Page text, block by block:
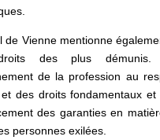
de Vienne mentionne
des plus démunis.
de la profession au
et des droits fondamentaux
des garanties en
personnes exilées.